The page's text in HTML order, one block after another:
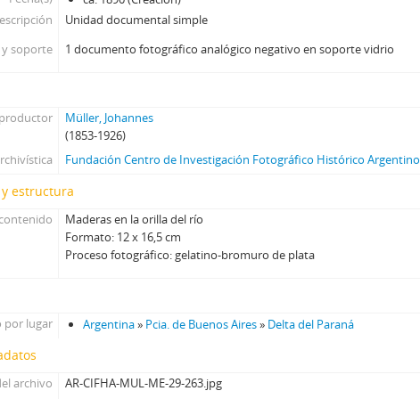
documental simple] Foto 295, Sin fecha
documental simple] Foto 297, Sin fecha
documental simple] Foto 300, Sin fecha
documental simple] Foto 301, Sin fecha
documental simple] Foto 302, Sin fecha
documental simple] Foto 303, ca. 1888
documental simple] Foto 305, Sin fecha
documental simple] Foto 306, c.a. 1888
documental simple] Foto 308, Sin fecha
documental simple] Foto 309, ca. 1889
documental simple] Foto 311, Sin fecha
documental simple] Foto 312, c.a. 1888
Unidad documental simple
soporte
1 documento fotográfico analógico negativo en soporte vidrio
Müller, Johannes
(1853-1926)
Fundación Centro de Investigación Fotográfico Histórico Argentino
estructura
Maderas en la orilla del río
Formato: 12 x 16,5 cm
Proceso fotográfico: gelatino-bromuro de plata
por lugar Argentina» Pcia. de Buenos Aires» Delta del Paraná
archivo AR-CIFHA-MUL-ME-29-263.jpg